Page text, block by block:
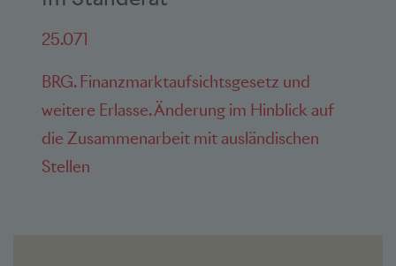
25.071
BRG. Finanzmarktaufsichtsgesetz und
weitere Erlasse. Änderung im Hinblick auf
die Zusammenarbeit mit ausländischen
Stellen